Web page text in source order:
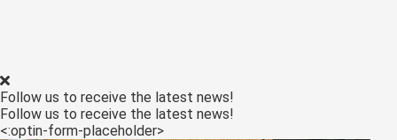
Follow us to receive the latest news!
Follow us to receive the latest news!
<:optin-form-placeholder>
deze
kan de